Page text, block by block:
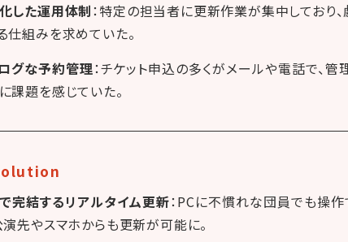
した運用体制：特定の担当者に更新作業が集中しており
仕組みを求めていた。
グな予約管理：チケット申込の多くがメールや電話で、
課題を感じていた。
完結するリアルタイム更新：PCに不慣れな団員でも操
演先やスマホからも更新が可能に。